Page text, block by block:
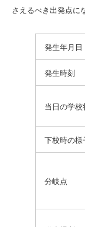
さえるべき出発点に
発生年月日
発生時刻
当日の学校
下校時の様
分岐点